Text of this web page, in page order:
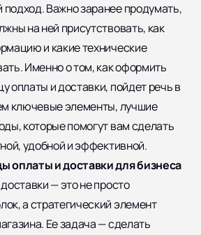
Важно заранее продумать,
на ней присутствовать, как
и какие технические
Именно о том, как оформить
оплаты и доставки, пойдет речь в
ключевые элементы, лучшие
которые помогут вам сделать
удобной и эффективной.
оплаты и доставки для бизнеса
— это не просто
а стратегический элемент
Ее задача — сделать